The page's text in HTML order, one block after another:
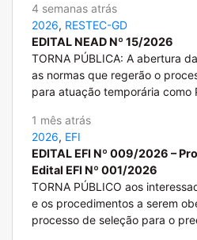
inscrições do processo seletivo
professor auxiliar conforme Edital
Restec/Nead nº 015/2026.
4 semanas atrás
2026, RESTEC-GD
EDITAL NEAD Nº 15/2026
TORNA PÚBLICA: A abertura
as normas que regerão o
para atuação temporária como
Gestão Documental, Educação
História Pública - RESTEC, da
Estadual de Londrina.
1 mês atrás
2026, EFI
EDITAL EFI Nº 009/2026 –
Edital EFI Nº 001/2026
TORNA PÚBLICO aos
e os procedimentos a serem
processo de seleção para o